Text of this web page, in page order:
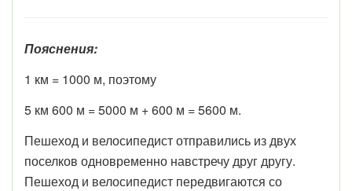
Пояснения:
1 км = 1000 м, поэтому
5 км 600 м = 5000 м + 600 м = 5600 м.
Пешеход и велосипедист отправились из двух
поселков одновременно навстречу друг другу.
Пешеход и велосипедист передвигаются со